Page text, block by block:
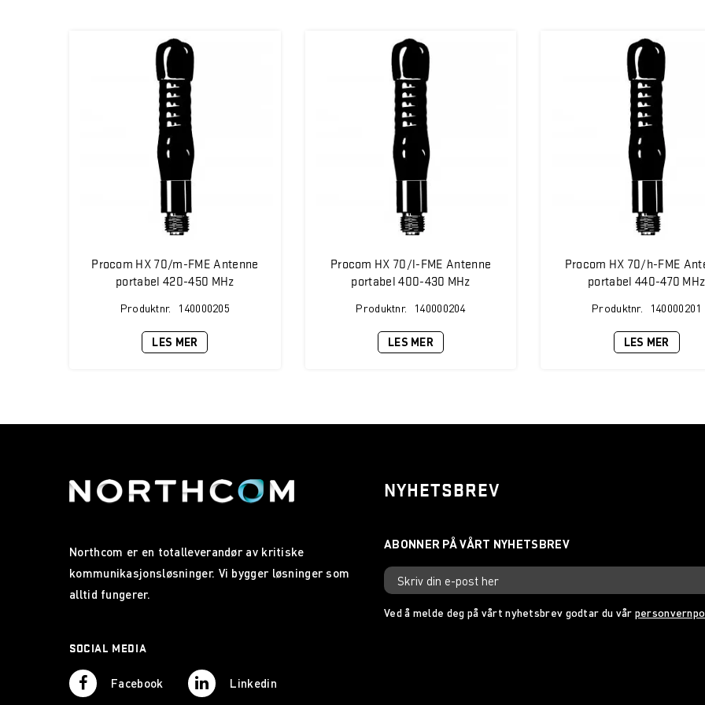
Procom HX 70/m-FME Antenne
portabel 420-450 MHz
Produktnr. 140000205
LES MER
Procom HX 70/l-FME Antenne
portabel 400-430 MHz
Produktnr. 140000204
LES MER
Procom HX 70/h-FME
portabel 440-470 MHz
Produktnr. 140000201
LES MER
Northcom er en totalleverandør av kritiske
kommunikasjonsløsninger. Vi bygger løsninger som
alltid fungerer.
SOCIAL MEDIA
Facebook Linkedin
NYHETSBREV
Ved å melde deg på vårt nyhetsbrev godtar du vår